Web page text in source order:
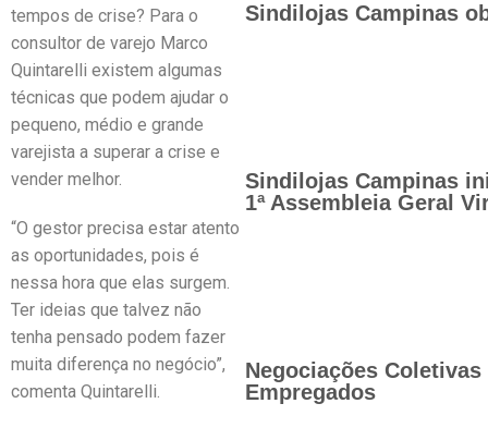
tempos de crise? Para o
consultor de varejo Marco
Quintarelli existem algumas
técnicas que podem ajudar o
pequeno, médio e grande
varejista a superar a crise e
vender melhor.
“O gestor precisa estar atento
as oportunidades, pois é
nessa hora que elas surgem.
Ter ideias que talvez não
tenha pensado podem fazer
muita diferença no negócio”,
comenta Quintarelli.
Sindilojas Campinas
Sindilojas Campinas
1ª Assembleia Geral
Negociações
Empregados